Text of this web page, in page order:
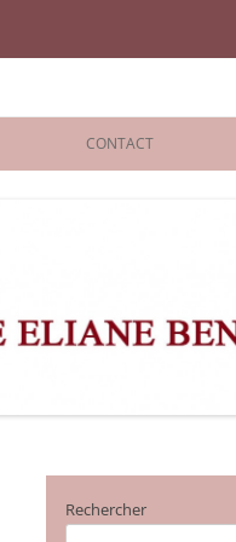
CONTACT
Rechercher